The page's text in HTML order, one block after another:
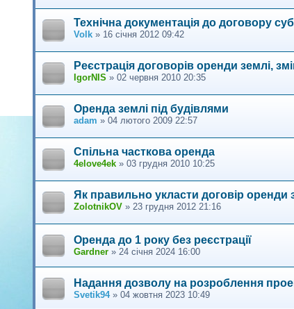
Технічна документація до договору
Volk » 16 січня 2012 09:42
Реєстрація договорів оренди землі,
IgorNIS » 02 червня 2010 20:35
Оренда землі під будівлями
adam » 04 лютого 2009 22:57
Спільна часткова оренда
4elove4ek » 03 грудня 2010 10:25
Як правильно укласти договір оренди
ZolotnikOV » 23 грудня 2012 21:16
Оренда до 1 року без реєстрації
Gardner » 24 січня 2024 16:00
Надання дозволу на розроблення
Svetik94» 04 жовтня 2023 10:49